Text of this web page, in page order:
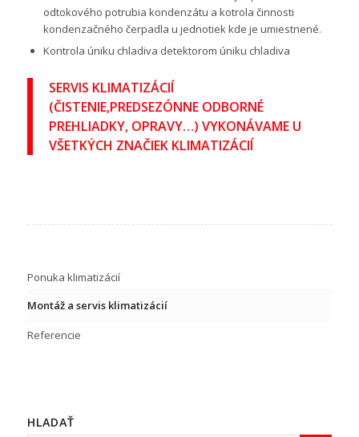
odtokového potrubia kondenzátu a kotrola činnosti
kondenzačného čerpadla u jednotiek kde je umiestnené.
Kontrola úniku chladiva detektorom úniku chladiva
SERVIS KLIMATIZÁCIÍ
(ČISTENIE,PREDSEZÓNNE ODBORNÉ
PREHLIADKY, OPRAVY…) VYKONÁVAME U
VŠETKÝCH ZNAČIEK KLIMATIZÁCIÍ
Ponuka klimatizácií
Montáž a servis klimatizácií
Referencie
HLADAŤ